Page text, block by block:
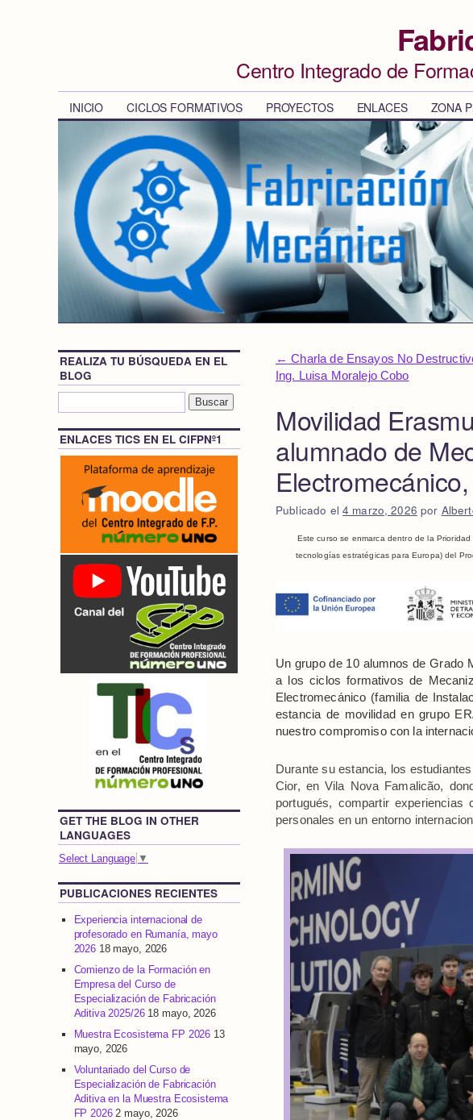
Centro Integrado de
INICIO CICLOS FORMATIVOS PROYECTOS ENLACES ZONA
← Charla de Ensayos No
Ing. Luisa Moralejo Cobo
Movilidad
alumnado de
Publicado el 4 marzo, 2026 por
Este curso se enmarca dentro de la
tecnologías estratégicas para Europa) del
Un grupo de 10 alumnos de Grado
a los ciclos formativos de
Electromecánico (familia de
estancia de movilidad en grupo
nuestro compromiso con la
Durante su estancia, los
Cior, en Vila Nova Famalicão,
portugués, compartir
personales en un entorno
REALIZA TU BÚSQUEDA EN EL
BLOG
ENLACES TICS EN EL CIFPNº1
GET THE BLOG IN OTHER
LANGUAGES
Select Language ▼
PUBLICACIONES RECIENTES
Experiencia internacional de
profesorado en Rumanía, mayo
2026 18 mayo, 2026
Comienzo de la Formación en
Empresa del Curso de
Especialización de Fabricación
Aditiva 2025/26 18 mayo, 2026
Muestra Ecosistema FP 2026 13
mayo, 2026
Voluntariado del Curso de
Especialización de Fabricación
Aditiva en la Muestra Ecosistema
FP 2026 2 mayo, 2026